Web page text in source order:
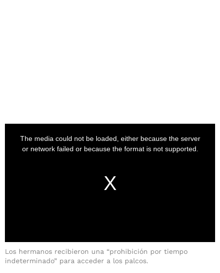
Los hermanos recibieron una “prohibición por tiempo
indeterminado” para acceder a los palcos.